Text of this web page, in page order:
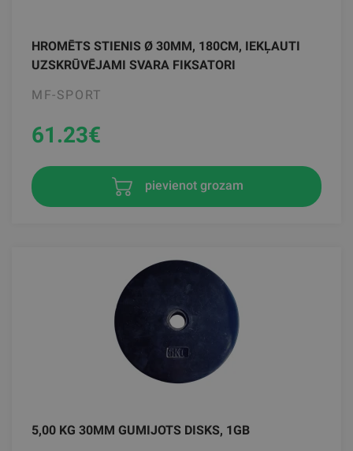
HROMĒTS STIENIS Ø 30MM, 180CM, IEKĻAUTI
UZSKRŪVĒJAMI SVARA FIKSATORI
MF-SPORT
61.23€
pievienot grozam
5,00 KG 30MM GUMIJOTS DISKS, 1GB